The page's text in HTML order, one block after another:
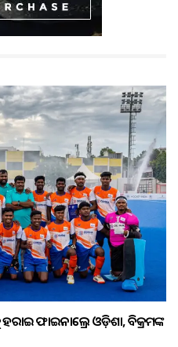
ଫାଇନାଲ୍ରେ ଓଡ଼ିଶା, ବିକ୍ରମଙ୍କ